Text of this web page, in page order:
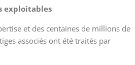
exploitables
et des centaines de millions de
associés ont été traités par